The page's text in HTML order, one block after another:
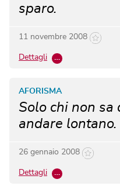
sparo.
11 novembre 2008
Dettagli …
Solo chi non sa
andare lontano.
AFORISMA
26 gennaio 2008
Dettagli …